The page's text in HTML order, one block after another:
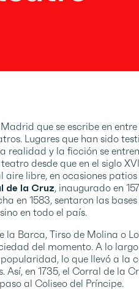
que se escribe en
Lugares que han sido
realidad y la ficción se
desde que en el siglo
libre, en ocasiones
de la Cruz, inaugurado en
en 1583, sentaron las
en todo el país.
la Barca, Tirso de Molina o
del momento. A lo largo
lo que llevó a la
en 1735, el Corral de la
al Coliseo del Príncipe.